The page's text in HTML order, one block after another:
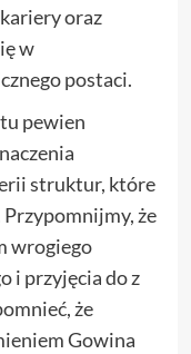
oraz
w
postaci.
pewien
struktur, które
że
wrogiego
i przyjęcia do z
że
Gowina